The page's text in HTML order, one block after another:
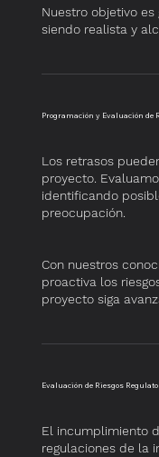
Nuestro objetivo
siendo realista y
​Programación y Evaluación de
​Los retrasos
proyecto.
identificando
preocupación.
Con nuestros
proactiva los
proyecto siga
​Evaluación de Riesgos
​El incumplimiento
regulaciones de la